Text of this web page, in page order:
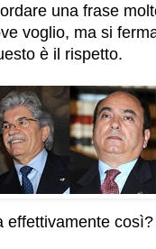
una frase
voglio, ma si
è il rispetto.
effettivamente così?